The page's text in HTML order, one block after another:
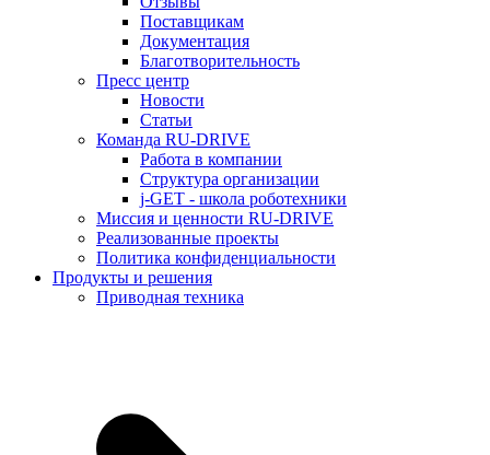
Поставщикам
Документация
Благотворительность
Пресс центр
Новости
Статьи
Команда RU-DRIVE
Работа в компании
Структура организации
j-GET - школа роботехники
Миссия и ценности RU-DRIVE
Реализованные проекты
Политика конфиденциальности
Продукты и решения
Приводная техника